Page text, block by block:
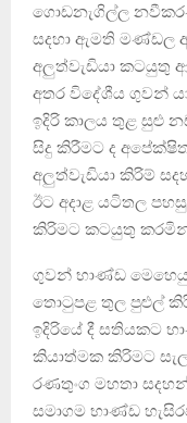
ගොඩනැගිල්ල
සදහා ඇමති මණ්ඩල
අලුත්වැඩියා කටයුතු
අතර විදේශීය ගුවන්
ඉදිරි කාලය තුළ සුළු
සිදු කිරීමට ද
අලුත්වැඩියා කිරිම්
ඊට අදාළ යටිතල
කිරිමට කටයුතු
ගුවන් භාණ්ඩ
තොටුපළ තුල පුළුල්
ඉදිරියේ දී සතියකට
කියාත්මක කිරිමට
රණතුංග මහතා
සමාගම භාණ්ඩ